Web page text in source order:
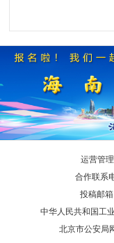
运营管
合作联系
投稿邮箱
中华人民共和国工
北京市公安局